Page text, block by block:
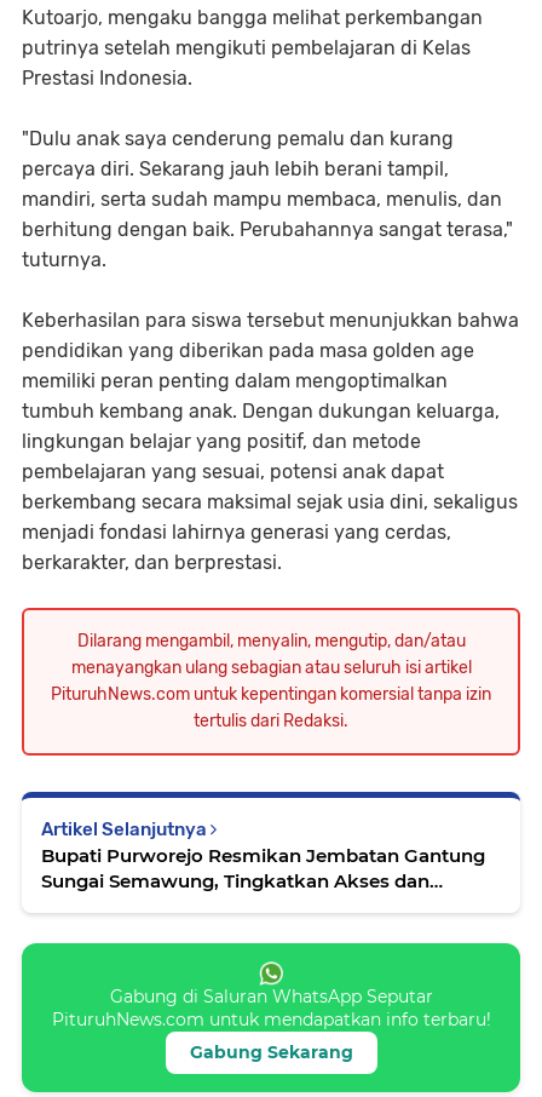
Kutoarjo, mengaku bangga melihat perkembangan
putrinya setelah mengikuti pembelajaran di Kelas
Prestasi Indonesia.
"Dulu anak saya cenderung pemalu dan kurang
percaya diri. Sekarang jauh lebih berani tampil,
mandiri, serta sudah mampu membaca, menulis, dan
berhitung dengan baik. Perubahannya sangat terasa,"
tuturnya.
Keberhasilan para siswa tersebut menunjukkan bahwa
pendidikan yang diberikan pada masa golden age
memiliki peran penting dalam mengoptimalkan
tumbuh kembang anak. Dengan dukungan keluarga,
lingkungan belajar yang positif, dan metode
pembelajaran yang sesuai, potensi anak dapat
berkembang secara maksimal sejak usia dini, sekaligus
menjadi fondasi lahirnya generasi yang cerdas,
berkarakter, dan berprestasi.
Dilarang mengambil, menyalin, mengutip, dan/atau
menayangkan ulang sebagian atau seluruh isi artikel
PituruhNews.com untuk kepentingan komersial tanpa izin
tertulis dari Redaksi.
Artikel Selanjutnya
Bupati Purworejo Resmikan Jembatan Gantung
Sungai Semawung, Tingkatkan Akses dan
Gabung di Saluran WhatsApp Seputar
PituruhNews.com untuk mendapatkan info terbaru!
Gabung Sekarang